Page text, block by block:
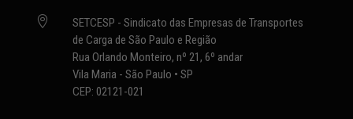

SETCESP - Sindicato das Empresas de Transportes
de Carga de São Paulo e Região
Rua Orlando Monteiro, nº 21, 6º andar
Vila Maria - São Paulo • SP
CEP: 02121-021